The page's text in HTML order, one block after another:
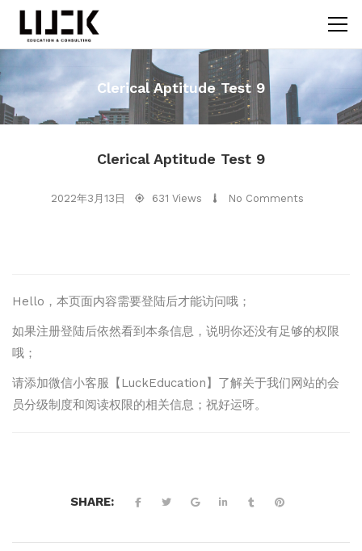
Clerical Aptitude Test 9
Clerical Aptitude Test 9
2022年3月13日 631 Views No Comments
Hello，本页面内容需要登陆后才能访问哦；
如果注册登陆后依然看到本条信息，说明你还没有足够的权限
哦；
请添加微信小客服【LuckEducation】了解关于我们网站的会
员分级制度和阅读权限的相关信息；祝好运呀。
SHARE: